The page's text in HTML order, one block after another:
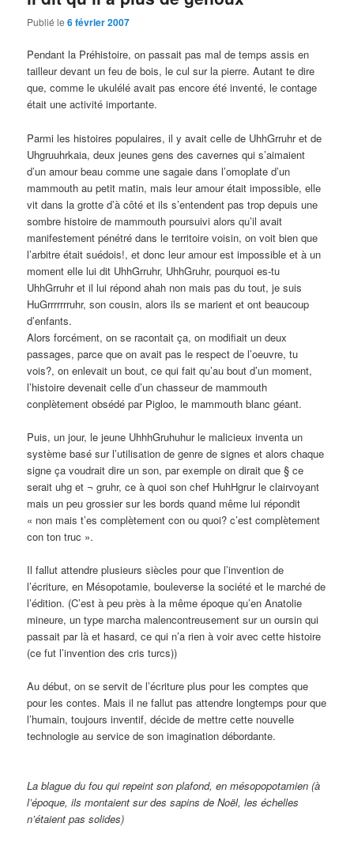
Publié le6 février 2007
Pendant la Préhistoire, on passait pas mal de temps assis en
tailleur devant un feu de bois, le cul sur la pierre. Autant te dire
que, comme le ukulélé avait pas encore été inventé, le contage
était une activité importante.
Parmi les histoires populaires, il y avait celle de UhhGrruhr et de
Uhgruuhrkaia, deux jeunes gens des cavernes qui s’aimaient
d’un amour beau comme une sagaie dans l’omoplate d’un
mammouth au petit matin, mais leur amour était impossible, elle
vit dans la grotte d’à côté et ils s’entendent pas trop depuis une
sombre histoire de mammouth poursuivi alors qu’il avait
manifestement pénétré dans le territoire voisin, on voit bien que
l’arbitre était suédois!, et donc leur amour est impossible et à un
moment elle lui dit UhhGrruhr, UhhGruhr, pourquoi es-tu
UhhGrruhr et il lui répond ahah non mais pas du tout, je suis
HuGrrrrrrruhr, son cousin, alors ils se marient et ont beaucoup
d’enfants.
Alors forcément, on se racontait ça, on modifiait un deux
passages, parce que on avait pas le respect de l’oeuvre, tu
vois?, on enlevait un bout, ce qui fait qu’au bout d’un moment,
l’histoire devenait celle d’un chasseur de mammouth
conplètement obsédé par Pigloo, le mammouth blanc géant.
Puis, un jour, le jeune UhhhGruhuhur le malicieux inventa un
système basé sur l’utilisation de genre de signes et alors chaque
signe ça voudrait dire un son, par exemple on dirait que § ce
serait uhg et ¬ gruhr, ce à quoi son chef HuhHgrur le clairvoyant
mais un peu grossier sur les bords quand même lui répondit
« non mais t’es complètement con ou quoi? c’est complètement
con ton truc ».
Il fallut attendre plusieurs siècles pour que l’invention de
l’écriture, en Mésopotamie, bouleverse la société et le marché de
l’édition. (C’est à peu près à la même époque qu’en Anatolie
mineure, un type marcha malencontreusement sur un oursin qui
passait par là et hasard, ce qui n’a rien à voir avec cette histoire
(ce fut l’invention des cris turcs))
Au début, on se servit de l’écriture plus pour les comptes que
pour les contes. Mais il ne fallut pas attendre longtemps pour que
l’humain, toujours inventif, décide de mettre cette nouvelle
technologie au service de son imagination débordante.
La blague du fou qui repeint son plafond, en mésopopotamien (à
l’époque, ils montaient sur des sapins de Noël, les échelles
n’étaient pas solides)